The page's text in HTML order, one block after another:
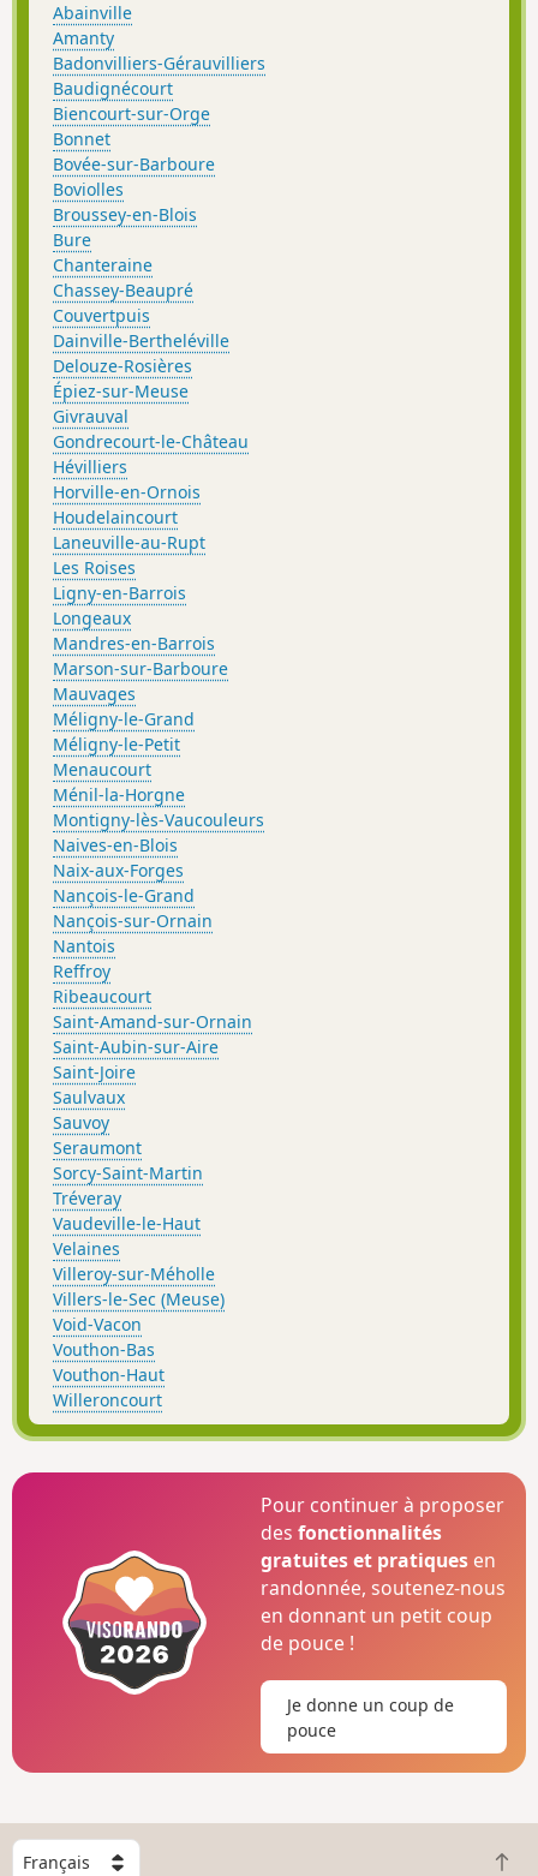
Abainville
Amanty
Badonvilliers-Gérauvilliers
Baudignécourt
Biencourt-sur-Orge
Bonnet
Bovée-sur-Barboure
Boviolles
Broussey-en-Blois
Bure
Chanteraine
Chassey-Beaupré
Couvertpuis
Dainville-Bertheléville
Delouze-Rosières
Épiez-sur-Meuse
Givrauval
Gondrecourt-le-Château
Hévilliers
Horville-en-Ornois
Houdelaincourt
Laneuville-au-Rupt
Les Roises
Ligny-en-Barrois
Longeaux
Mandres-en-Barrois
Marson-sur-Barboure
Mauvages
Méligny-le-Grand
Méligny-le-Petit
Menaucourt
Ménil-la-Horgne
Montigny-lès-Vaucouleurs
Naives-en-Blois
Naix-aux-Forges
Nançois-le-Grand
Nançois-sur-Ornain
Nantois
Reffroy
Ribeaucourt
Saint-Amand-sur-Ornain
Saint-Aubin-sur-Aire
Saint-Joire
Saulvaux
Sauvoy
Seraumont
Sorcy-Saint-Martin
Tréveray
Vaudeville-le-Haut
Velaines
Villeroy-sur-Méholle
Villers-le-Sec (Meuse)
Void-Vacon
Vouthon-Bas
Vouthon-Haut
Willeroncourt
Pour continuer à proposer
desfonctionnalités
gratuites et pratiques en
randonnée, soutenez-nous
en donnant un petit coup
de pouce !
Je donne un coup de
pouce
C